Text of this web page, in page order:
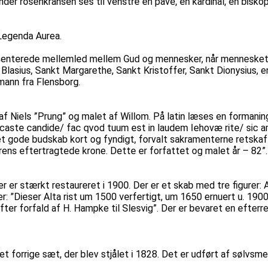
Aurea.
mellemled mellem Gud og mennesker, når
Sankt Margarethe, Sankt Kristoffer, Sankt Dionysius,
fra Flensborg.
Niels ”Prung” og malet af Willom. På latin læses en
candide/ fac qvod tuum est in laudem Iehovæ rite/ sic
gode budskab kort og fyndigt, forvalt sakramenterne
eftertragtede krone. Dette er forfattet og malet år – 82”.
er stærkt restaureret i 1900. Der er et skab med tre figurer:
Alta rist um 1500 verfertigt, um 1650 ernuert u.
forfald af H. Hampke til Slesvig”. Der er bevaret en
sæt, der blev stjålet i 1828. Det er udført af